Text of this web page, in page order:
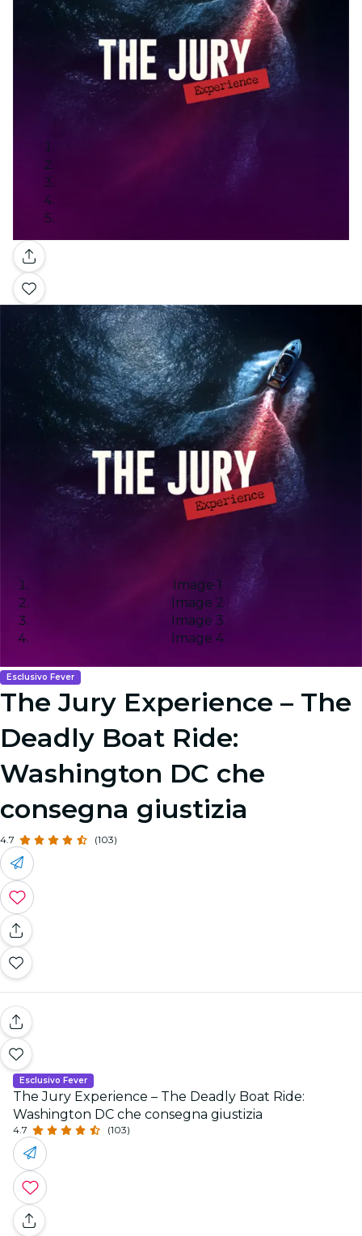
Galleria
Image 1
Image 2
Image 3
Image 4
Esclusivo Fever
The Jury Experience – The
Deadly Boat Ride:
Washington DC che
consegna giustizia
4.7 (103)
Esclusivo Fever
The Jury Experience – The Deadly Boat Ride:
Washington DC che consegna giustizia
4.7 (103)